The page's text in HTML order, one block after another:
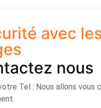
avec
nous
Tel : Nous allons